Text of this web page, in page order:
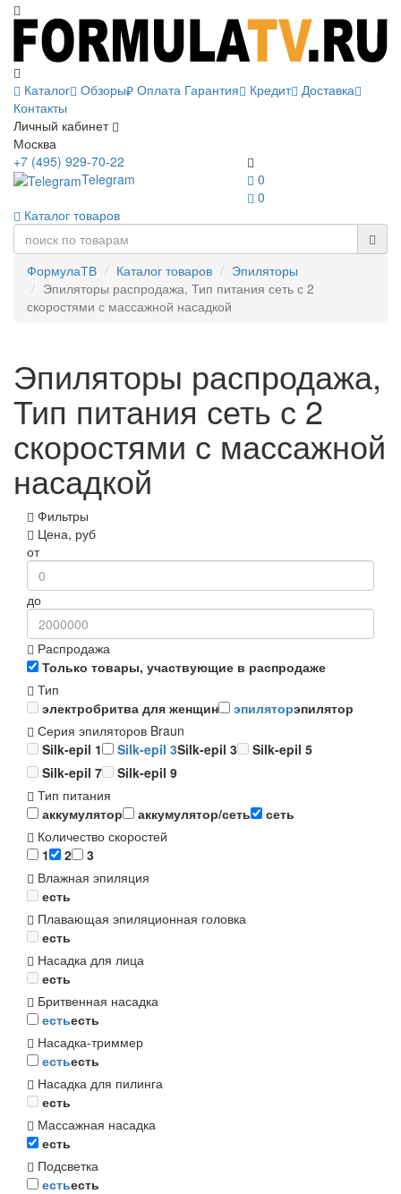
Каталог Обзоры Оплата Гарантия Кредит
Доставка
Контакты
Личный кабинет
Москва
0
0
+7 (495) 929-70-22
Telegram
Каталог товаров
ФормулаТВ Каталог товаров
Эпиляторы
Эпиляторы распродажа, Тип питания сеть с 2
скоростями с массажной насадкой
Эпиляторы распродажа,
Тип питания сеть с 2
скоростями с массажной
насадкой
Фильтры
Цена, руб
от
до
Распродажа
Только товары, участвующие в распродаже
Тип
электробритва для женщин
эпиляторэпилятор
Серия эпиляторов Braun
Silk-epil 1
Silk-epil 3Silk-epil 3
Silk-epil 5
Silk-epil 7
Silk-epil 9
Тип питания
аккумулятор
аккумулятор/сеть
сеть
Количество скоростей
1
2
3
Влажная эпиляция
есть
Плавающая эпиляционная головка
есть
Насадка для лица
есть
Бритвенная насадка
естьесть
Насадка-триммер
естьесть
Насадка для пилинга
есть
Массажная насадка
есть
Подсветка
естьесть